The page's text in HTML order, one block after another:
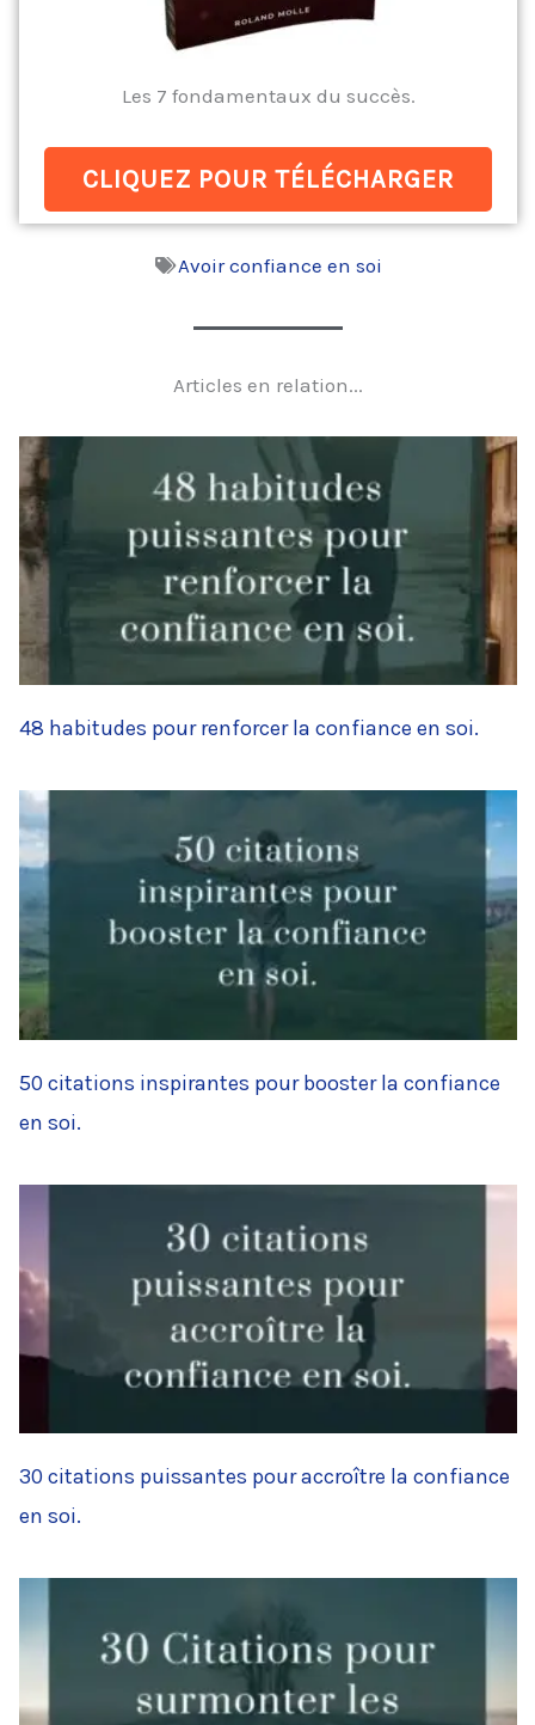
Les 7 fondamentaux du succès.
CLIQUEZ POUR TÉLÉCHARGER
Avoir confiance en soi
Articles en relation...
48 habitudes pour renforcer la confiance en soi.
50 citations inspirantes pour booster la confiance
en soi.
30 citations puissantes pour accroître la confiance
en soi.